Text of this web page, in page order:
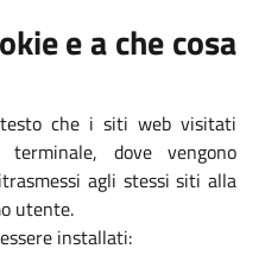
e a che cosa
che i siti web visitati
dove vengono
agli stessi siti alla
utente.
installati: